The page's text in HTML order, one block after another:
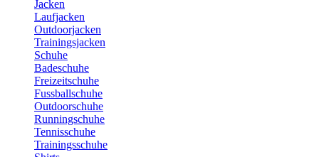
Jacken
Laufjacken
Outdoorjacken
Trainingsjacken
Schuhe
Badeschuhe
Freizeitschuhe
Fussballschuhe
Outdoorschuhe
Runningschuhe
Tennisschuhe
Trainingsschuhe